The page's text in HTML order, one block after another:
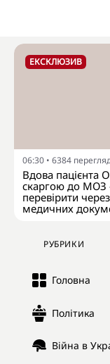
ЕКСКЛЮЗИВ
06:30 • 6384
Вдова пацієнта
скаргою до МОЗ
перевірити
медичних
РУБРИКИ
Головна
Політика
Війна в